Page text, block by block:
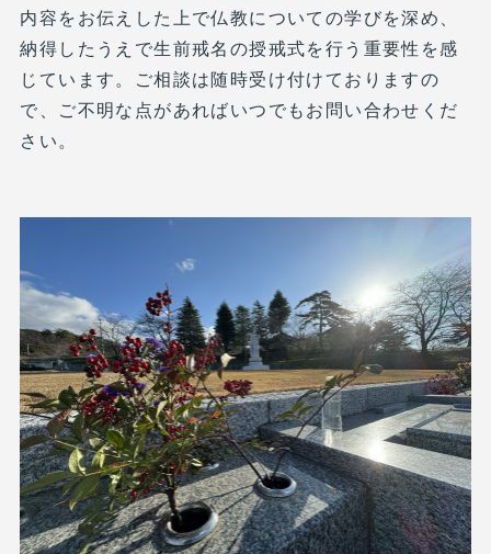
内容をお伝えした上で仏教についての学びを深め、
納得したうえで生前戒名の授戒式を行う重要性を感
じています。ご相談は随時受け付けておりますの
で、ご不明な点があればいつでもお問い合わせくだ
さい。